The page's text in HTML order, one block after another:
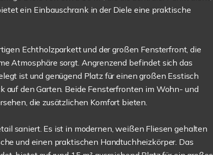
ein Einbauschrank in der Diele eine praktische
Echtholzparkett und der großen Fensterfront, die
Atmosphäre sorgt. Angrenzend befindet sich das
ist und genügend Platz für einen großen Esstisch
auf den Garten. Beide Fensterfronten im Wohn- und
die zusätzlichen Komfort bieten.
saniert. Es ist in modernen, weißen Fliesen gehalten
und einen praktischen Handtuchheizkörper. Das